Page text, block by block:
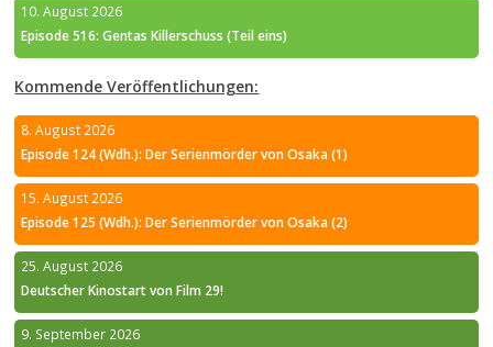
10. August 2026
Episode 516: Gentas Killerschuss (Teil eins)
Kommende Veröffentlichungen:
8. August 2026
Episode 124 (Wdh.): Der Serienmörder von Osaka (1)
15. August 2026
Episode 125 (Wdh.): Der Serienmörder von Osaka (2)
25. August 2026
Deutscher Kinostart von Film 29!
9. September 2026